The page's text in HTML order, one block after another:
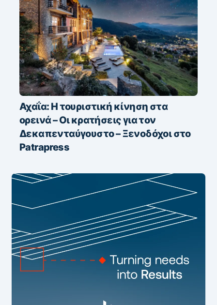
Αχαΐα: Η τουριστική κίνηση στα
ορεινά – Οι κρατήσεις για τον
Δεκαπενταύγουστο – Ξενοδόχοι στο
Patrapress